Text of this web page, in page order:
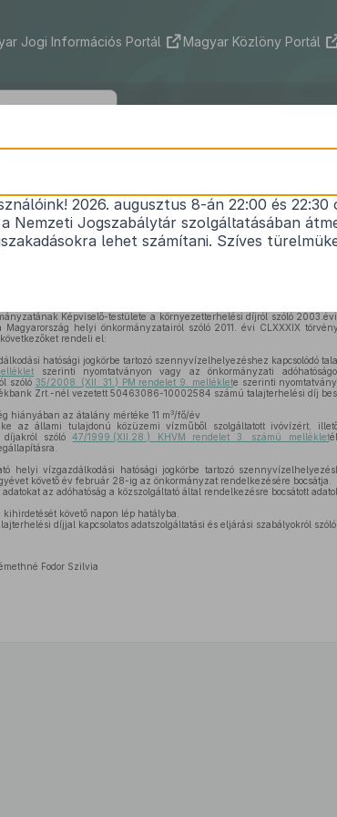
Jogi Információs Portál Magyar Közlöny Portál
Község Önkormányzat
díjjal kapcsolatos adatszolgáltatási
Képviselő-testülete a környezetterhelési díjról szóló
helyi önkormányzatairól szóló 2011. évi CLXXXIX
rendeli el:
hatósági jogkörbe tartozó szennyvízelhelyezéshez kapcsolódó
szerinti nyomtatványon vagy az önkormányzati
szóló 35/2008. (XII. 31.) PM rendelet 9. melléklete szerinti
Zrt.-nél vezetett 50463086-10002584 számú talajterhelési díj
hiányában az átalány mértéke 11 m 3/fő/év
az állami tulajdonú közüzemi vízműből szolgáltatott ivóvízért,
díjakról szóló47/1999.(XII.28.) KHVM rendelet 3. számú melléklet
helyi vízgazdálkodási hatósági jogkörbe tartozó
követő év február 28-ig az önkormányzat rendelkezésére bocsátja.
az adóhatóság a közszolgáltató által rendelkezésre bocsátott
kihirdetését követő napon lép hatályba.
díjjal kapcsolatos adatszolgáltatási és eljárási szabályokról szóló
Fodor Szilvia
2026. augusztus 8-án 22:00 és
Nemzeti Jogszabálytár szolgáltatásában
lehet számítani. Szíves